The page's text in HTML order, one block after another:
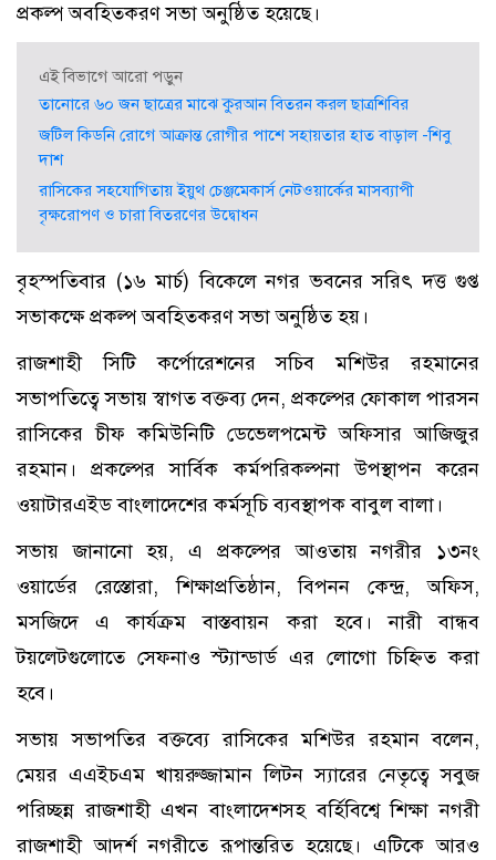
প্রকল্প অবহিতকরণ সভা অনুষ্ঠিত হয়েছে।
এই বিভাগে আরো পড়ুন
তানোরে ৬০ জন ছাত্রের মাঝে কুরআন বিতরন করল ছাত্রশিবির
জটিল কিডনি রোগে আক্রান্ত রোগীর পাশে সহায়তার হাত বাড়াল -শিবু
দাশ
রাসিকের সহযোগিতায় ইয়ুথ চেঞ্জমেকার্স নেটওয়ার্কের মাসব্যাপী
বৃক্ষরোপণ ও চারা বিতরণের উদ্বোধন
বৃহস্পতিবার (১৬ মার্চ) বিকেলে নগর ভবনের সরিৎ দত্ত গুপ্ত
সভাকক্ষে প্রকল্প অবহিতকরণ সভা অনুষ্ঠিত হয়।
রাজশাহী সিটি কর্পোরেশনের সচিব মশিউর রহমানের
সভাপতিত্বে সভায় স্বাগত বক্তব্য দেন, প্রকল্পের ফোকাল পারসন
রাসিকের চীফ কমিউনিটি ডেভেলপমেন্ট অফিসার আজিজুর
রহমান। প্রকল্পের সার্বিক কর্মপরিকল্পনা উপস্থাপন করেন
ওয়াটারএইড বাংলাদেশের কর্মসূচি ব্যবস্থাপক বাবুল বালা।
সভায় জানানো হয়, এ প্রকল্পের আওতায় নগরীর ১৩নং
ওয়ার্ডের রেস্তোরা, শিক্ষাপ্রতিষ্ঠান, বিপনন কেন্দ্র, অফিস,
মসজিদে এ কার্যক্রম বাস্তবায়ন করা হবে। নারী বান্ধব
টয়লেটগুলোতে সেফনাও স্ট্যান্ডার্ড এর লোগো চিহ্নিত করা
হবে।
সভায় সভাপতির বক্তব্যে রাসিকের মশিউর রহমান বলেন,
মেয়র এএইচএম খায়রুজ্জামান লিটন স্যারের নেতৃত্বে সবুজ
পরিচ্ছন্ন রাজশাহী এখন বাংলাদেশসহ বর্হিবিশ্বে শিক্ষা নগরী
রাজশাহী আদর্শ নগরীতে রূপান্তরিত হয়েছে। এটিকে আরও